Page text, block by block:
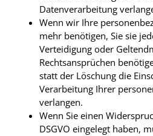
Datenverarbeitung
Wenn wir Ihre
mehr benötigen, Sie sie
Verteidigung oder
Rechtsansprüchen
statt der Löschung die
Verarbeitung Ihrer
verlangen.
Wenn Sie einen
DSGVO eingelegt haben,